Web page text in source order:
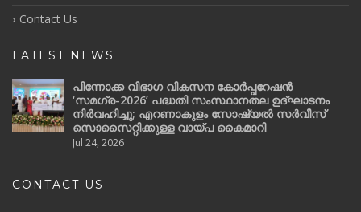
Contact Us
LATEST NEWS
പിന്നോക്ക വിഭാഗ വികസന കോർപ്പറേഷൻ
‘സമഗ്ര-2026’ പദ്ധതി സംസ്ഥാനതല ഉദ്ഘാടനം
നിർവഹിച്ചു; എറണാകുളം സോഷ്യൽ സർവീസ്
സൊസൈറ്റിക്കുള്ള വായ്പ കൈമാറി
Jul 24, 2026
CONTACT US